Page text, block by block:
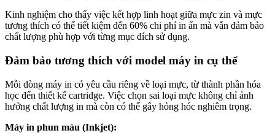
Kinh nghiệm cho thấy việc kết hợp linh hoạt giữa mực zin và mực
tương thích có thể tiết kiệm đến 60% chi phí in ấn mà vẫn đảm bảo
chất lượng phù hợp với từng mục đích sử dụng.
Đảm bảo tương thích với model máy in cụ thể
Mỗi dòng máy in có yêu cầu riêng về loại mực, từ thành phần hóa
học đến thiết kế cartridge. Việc chọn sai loại mực không chỉ ảnh
hưởng chất lượng in mà còn có thể gây hỏng hóc nghiêm trọng.
Máy in phun màu (Inkjet):